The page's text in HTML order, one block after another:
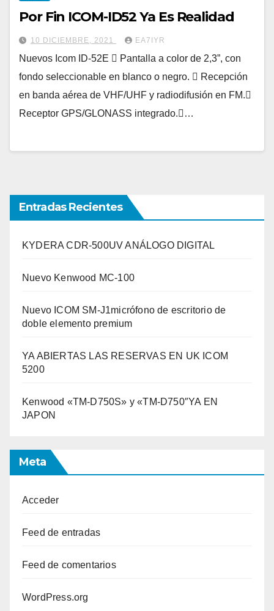
Por Fin ICOM-ID52 Ya Es Realidad
10 DICIEMBRE, 2021 EA7IYR
Nuevos Icom ID-52E  Pantalla a color de 2,3”, con
fondo seleccionable en blanco o negro.  Recepción
en banda aérea de VHF/UHF y radiodifusión en FM.
Receptor GPS/GLONASS integrado.…
Entradas Recientes
KYDERA CDR-500UV ANÁLOGO DIGITAL
Nuevo Kenwood MC-100
Nuevo ICOM SM-J1micrófono de escritorio de
doble elemento premium
YA ABIERTAS LAS RESERVAS EN UK ICOM
5200
Kenwood «TM-D750S» y «TM-D750″YA EN
JAPON
Meta
Acceder
Feed de entradas
Feed de comentarios
WordPress.org